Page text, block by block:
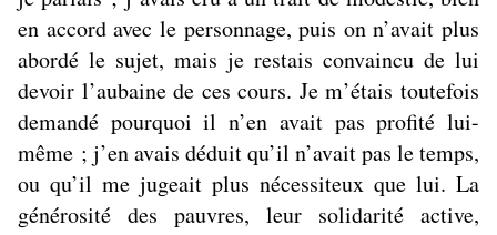
en accord avec le personnage, puis on n’avait plus
abordé le sujet, mais je restais convaincu de lui
devoir l’aubaine de ces cours. Je m’étais toutefois
demandé pourquoi il n’en avait pas profité lui-
même ; j’en avais déduit qu’il n’avait pas le temps,
ou qu’il me jugeait plus nécessiteux que lui. La
générosité des pauvres, leur solidarité active,